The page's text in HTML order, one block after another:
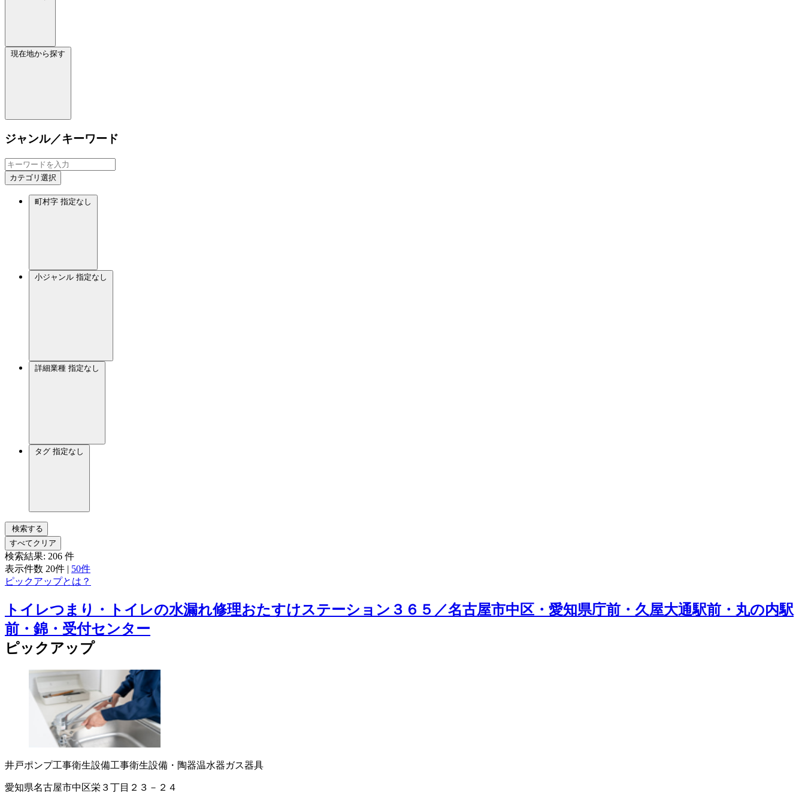
現在地から探す
ジャンル／キーワード
カテゴリ選択
町村字 指定なし
小ジャンル 指定なし
詳細業種 指定なし
タグ 指定なし
検索する
すべてクリア
検索結果: 206 件
表示件数 20件 | 50件
ピックアップとは？
トイレつまり・トイレの水漏れ修理おたすけステーション３６５／名古屋市中区・愛知県庁前・久屋大通駅前・丸の内駅
前・錦・受付センター
ピックアップ
井戸ポンプ工事衛生設備工事衛生設備・陶器温水器ガス器具
愛知県名古屋市中区栄３丁目２３－２４